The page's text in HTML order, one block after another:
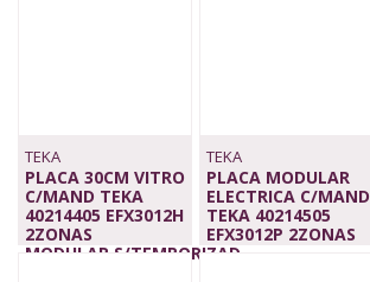
TEKA
PLACA 30CM VITRO
C/MAND TEKA
40214405 EFX3012H
2ZONAS
MODULAR,S/TEMPORIZAD
TEKA
PLACA MODULAR
ELECTRICA C/MAND
TEKA 40214505
EFX3012P 2ZONAS
139,00 €